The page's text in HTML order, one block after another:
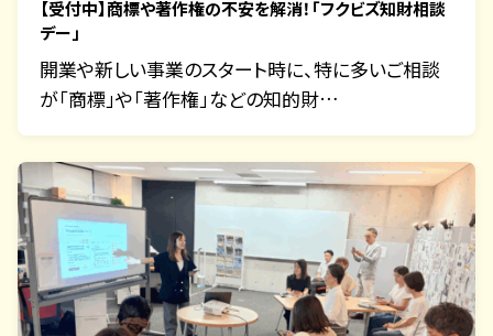
【受付中】商標や著作権の不安を解消！「フクビズ知財相談
デー」
開業や新しい事業のスタート時に、特に多いご相談
が「商標」や「著作権」などの知的財…